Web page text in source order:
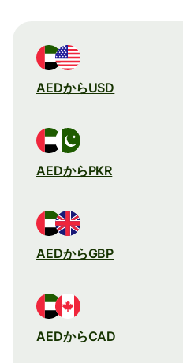
AEDからUSD
AEDからPKR
AEDからGBP
AEDからCAD